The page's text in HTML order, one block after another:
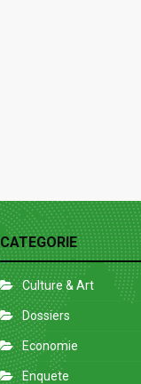
CATEGORIE
Culture & Art
Dossiers
Economie
Enquete